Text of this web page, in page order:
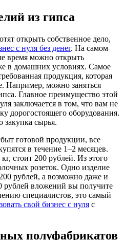
из гипса
открыть собственное дело,
с нуля без денег. На самом
время можно открыть
в домашних условиях. Самое
продукция, которая
Например, можно заняться
Главное преимущество этой
заключается в том, что вам не
дорогостоящего оборудования.
закупка сырья.
готовой продукции, все
в течение 1–2 месяцев.
стоит 200 рублей. Из этого
розеток. Одно изделие
рублей, а возможно даже и
рублей вложений вы получите
специалистов, это самый
свой бизнес с нуля с
полуфабрикатов